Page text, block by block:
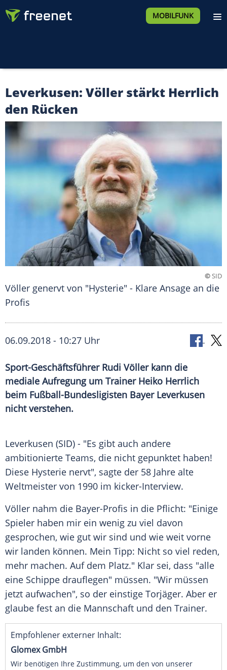
MOBILFUNK
Leverkusen: Völler stärkt Herrlich
den Rücken
©SID
Völler genervt von "Hysterie" - Klare Ansage an die
Profis
06.09.2018 - 10:27 Uhr
Sport-Geschäftsführer Rudi Völler kann die
mediale Aufregung um Trainer Heiko Herrlich
beim Fußball-Bundesligisten Bayer Leverkusen
nicht verstehen.
Leverkusen (SID) - "Es gibt auch andere
ambitionierte Teams, die nicht gepunktet haben!
Diese Hysterie nervt", sagte der 58 Jahre alte
Weltmeister von 1990 im kicker-Interview.
Völler nahm die Bayer-Profis in die Pflicht: "Einige
Spieler haben mir ein wenig zu viel davon
gesprochen, wie gut wir sind und wie weit vorne
wir landen können. Mein Tipp: Nicht so viel reden,
mehr machen. Auf dem Platz." Klar sei, dass "alle
eine Schippe drauflegen" müssen. "Wir müssen
jetzt aufwachen", so der einstige Torjäger. Aber er
glaube fest an die Mannschaft und den Trainer.
Empfohlener externer Inhalt:
Glomex GmbH
Wir benötigen Ihre Zustimmung, um den von unserer